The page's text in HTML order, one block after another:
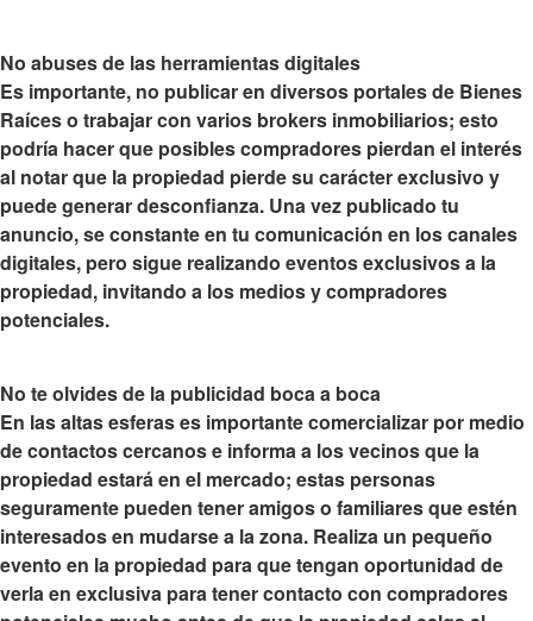
No abuses de las herramientas digitales
Es importante, no publicar en diversos portales de Bienes
Raíces o trabajar con varios brokers inmobiliarios; esto
podría hacer que posibles compradores pierdan el interés
al notar que la propiedad pierde su carácter exclusivo y
puede generar desconfianza. Una vez publicado tu
anuncio, se constante en tu comunicación en los canales
digitales, pero sigue realizando eventos exclusivos a la
propiedad, invitando a los medios y compradores
potenciales.
No te olvides de la publicidad boca a boca
En las altas esferas es importante comercializar por medio
de contactos cercanos e informa a los vecinos que la
propiedad estará en el mercado; estas personas
seguramente pueden tener amigos o familiares que estén
interesados en mudarse a la zona. Realiza un pequeño
evento en la propiedad para que tengan oportunidad de
verla en exclusiva para tener contacto con compradores